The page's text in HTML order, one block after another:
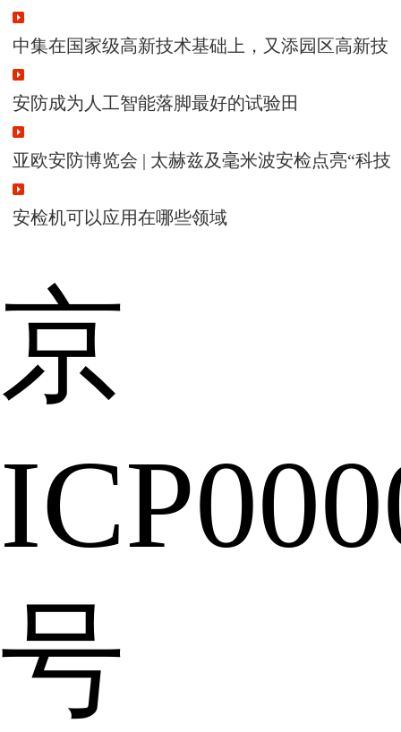
中集在国家级高新技术基础上，又添园区高新技
术
安防成为人工智能落脚最好的试验田
亚欧安防博览会 | 太赫兹及毫米波安检点亮“科技
强警”
安检机可以应用在哪些领域
京
号